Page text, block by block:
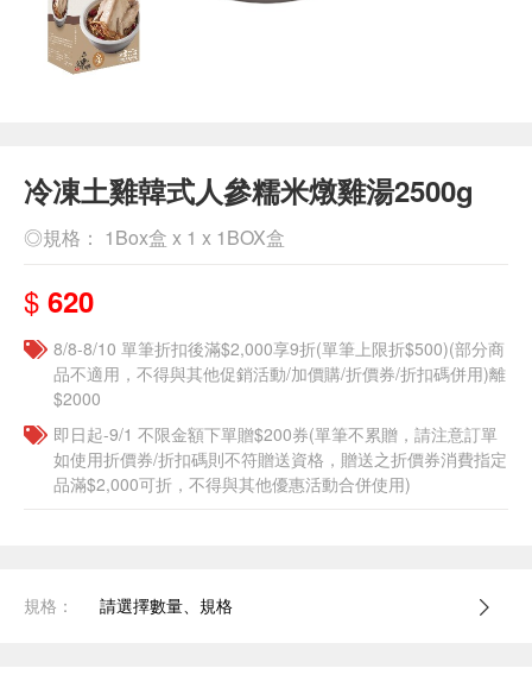
冷凍土雞韓式人參糯米燉雞湯2500g
◎規格： 1Box盒 x 1 x 1BOX盒
$ 620
8/8-8/10 單筆折扣後滿$2,000享9折(單筆上限折$500)(部分商
品不適用，不得與其他促銷活動/加價購/折價券/折扣碼併用)離
$2000
即日起-9/1 不限金額下單贈$200券(單筆不累贈，請注意訂單
如使用折價券/折扣碼則不符贈送資格，贈送之折價券消費指定
品滿$2,000可折，不得與其他優惠活動合併使用)
規格： 請選擇數量、規格